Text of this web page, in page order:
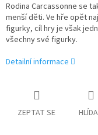
Rodina Carcassonne se
menší děti. Ve hře opět
figurky, cíl hry je však
všechny své figurky.
Detailní informace
ZEPTAT SE